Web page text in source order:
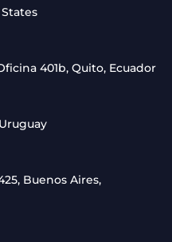
401b, Quito, Ecuador
Buenos Aires,